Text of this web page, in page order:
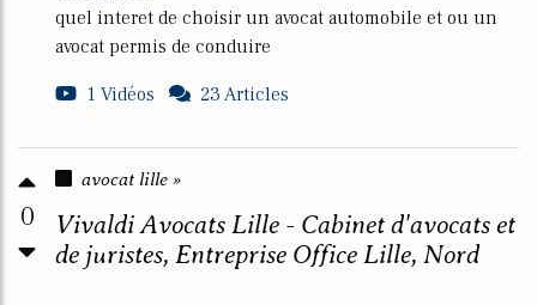
quel interet de choisir un avocat automobile et ou un
avocat permis de conduire
1 Vidéos
23 Articles
0
avocat lille »
Vivaldi Avocats Lille - Cabinet d'avocats et
de juristes, Entreprise Office Lille, Nord